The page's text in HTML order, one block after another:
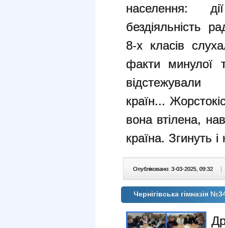
населення:
бездіяльність
8-х класів
факти минулої
країн...
вона втілена,
країна. Згинуть
Опубліковано: 3-03-2025, 09:32 |
Чернігівська гімназія